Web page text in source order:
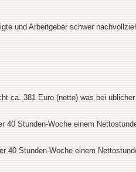
und Arbeitgeber schwer
ca. 381 Euro (netto) was bei
Stunden-Woche einem
Stunden-Woche einem